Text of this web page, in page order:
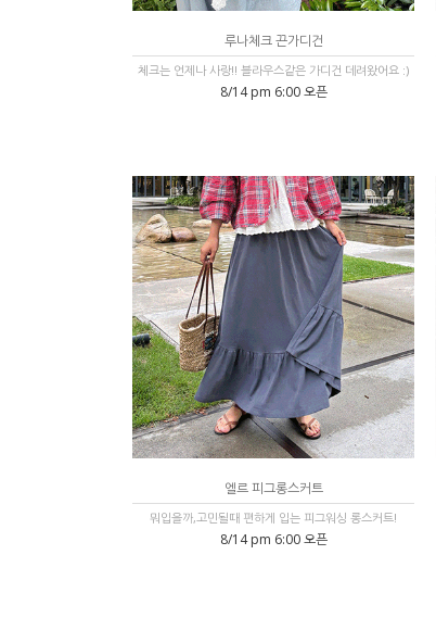
루나체크 끈가디건
체크는 언제나 사랑!! 블라우스같은 가디건 데려왔어요 :)
8/14 pm 6:00 오픈
엘르 피그롱스커트
뭐입을까,고민될때 편하게 입는 피그워싱 롱스커트!
8/14 pm 6:00 오픈